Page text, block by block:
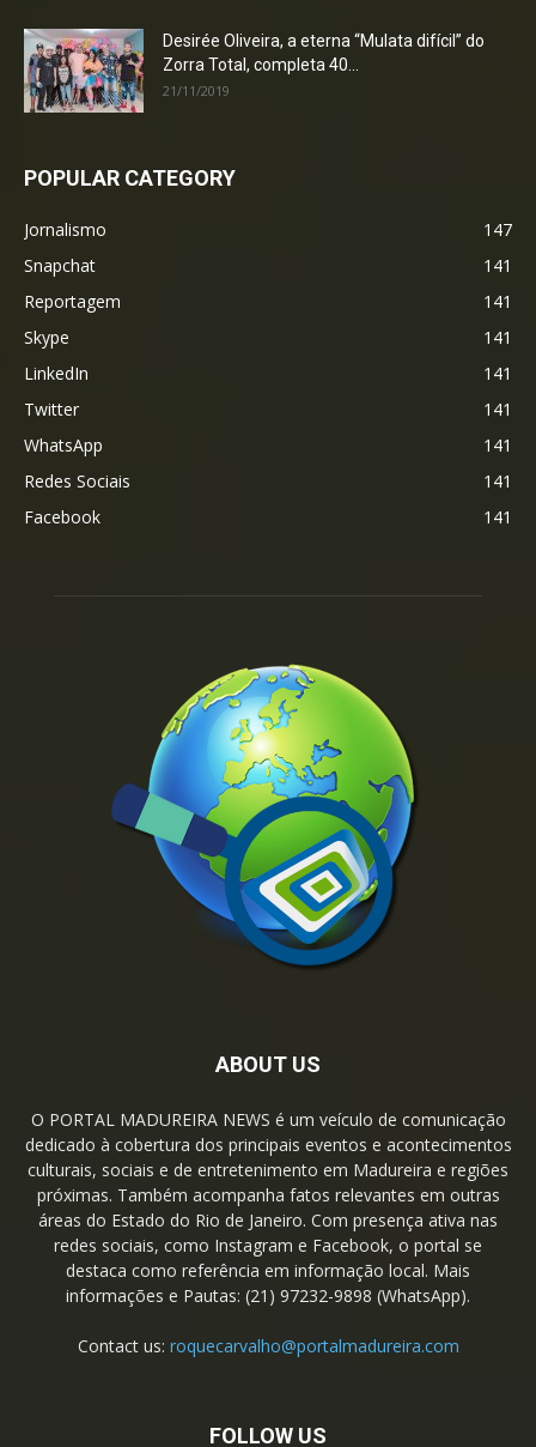
Desirée Oliveira, a eterna “Mulata difícil” do
Zorra Total, completa 40...
21/11/2019
POPULAR CATEGORY
Jornalismo
147
Snapchat
141
Reportagem
141
Skype
141
LinkedIn
141
Twitter
141
WhatsApp
141
Redes Sociais
141
Facebook
141
ABOUT US
O PORTAL MADUREIRA NEWS é um veículo de comunicação
dedicado à cobertura dos principais eventos e acontecimentos
culturais, sociais e de entretenimento em Madureira e regiões
próximas. Também acompanha fatos relevantes em outras
áreas do Estado do Rio de Janeiro. Com presença ativa nas
redes sociais, como Instagram e Facebook, o portal se
destaca como referência em informação local. Mais
informações e Pautas: (21) 97232-9898 (WhatsApp).
Contact us: roquecarvalho@portalmadureira.com
FOLLOW US